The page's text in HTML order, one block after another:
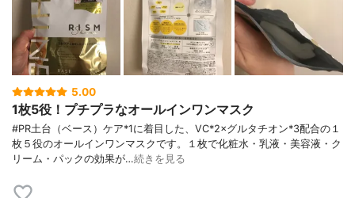
5.00
1枚5役！プチプラなオールインワンマスク
#PR土台（ベース）ケア*1に着目した、VC*2×グルタチオン*3配合の１
枚５役のオールインワンマスクです。１枚で化粧水・乳液・美容液・ク
リーム・パックの効果が…続きを見る